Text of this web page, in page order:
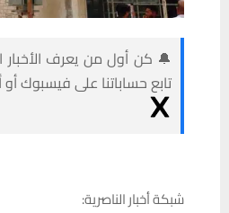
🔔 كن أول من يعرف الأخبار
تابع حساباتنا على فيسبوك
شبكة أخبار الناصرية: